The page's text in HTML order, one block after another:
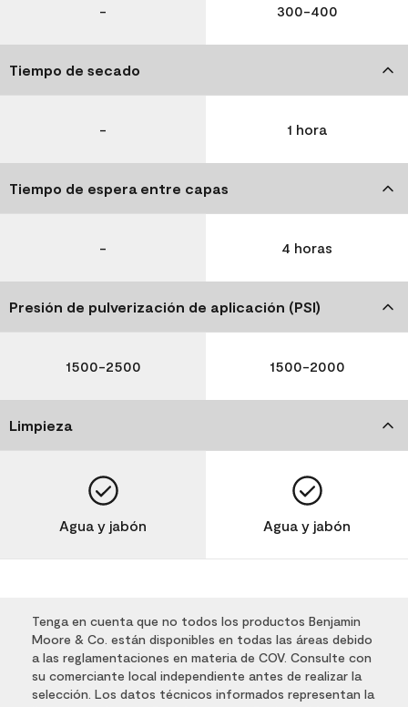
- 300-400
Tiempo de secado
- 1 hora
Tiempo de espera entre capas
- 4 horas
Presión de pulverización de aplicación (PSI)
1500-2500 1500-2000
Limpieza
Agua y jabón Agua y jabón
Tenga en cuenta que no todos los productos Benjamin
Moore & Co. están disponibles en todas las áreas debido
a las reglamentaciones en materia de COV. Consulte con
su comerciante local independiente antes de realizar la
selección. Los datos técnicos informados representan la